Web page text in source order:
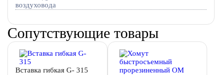
воздуховода
Сопутствующие товары
Вставка гибкая G- 315